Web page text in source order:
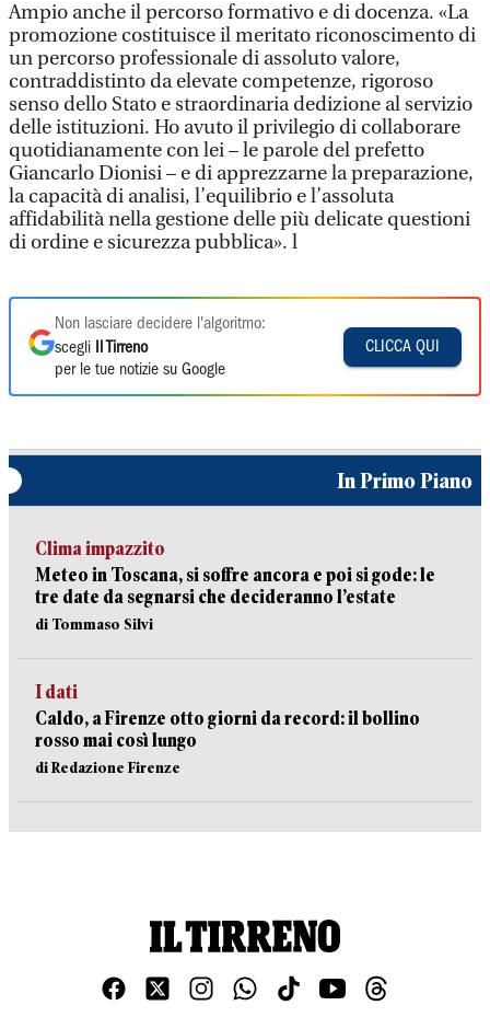
Ampio anche il percorso formativo e di docenza. «La
promozione costituisce il meritato riconoscimento di
un percorso professionale di assoluto valore,
contraddistinto da elevate competenze, rigoroso
senso dello Stato e straordinaria dedizione al servizio
delle istituzioni. Ho avuto il privilegio di collaborare
quotidianamente con lei – le parole del prefetto
Giancarlo Dionisi – e di apprezzarne la preparazione,
la capacità di analisi, l’equilibrio e l’assoluta
affidabilità nella gestione delle più delicate questioni
di ordine e sicurezza pubblica». l
Non lasciare decidere l'algoritmo:
scegli
Il Tirreno
per le tue notizie su Google
CLICCA QUI
In Primo Piano
Clima impazzito
Meteo in Toscana, si soffre ancora e poi si gode: le
tre date da segnarsi che decideranno l’estate
di Tommaso Silvi
I dati
Caldo, a Firenze otto giorni da record: il bollino
rosso mai così lungo
di Redazione Firenze